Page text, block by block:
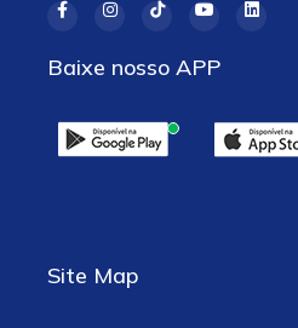
Baixe nosso APP
Site Map